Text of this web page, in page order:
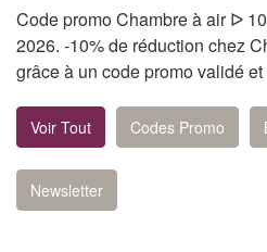
Code promo Chambre à air ᐅ
2026. -10% de réduction chez
grâce à un code promo validé
Voir Tout Codes Promo
Newsletter